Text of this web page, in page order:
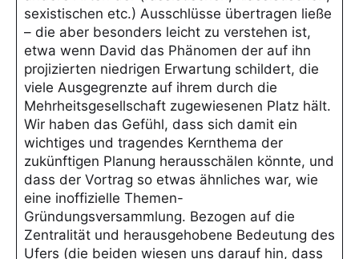
sexistischen etc.) Ausschlüsse übertragen ließe
– die aber besonders leicht zu verstehen ist,
etwa wenn David das Phänomen der auf ihn
projizierten niedrigen Erwartung schildert, die
viele Ausgegrenzte auf ihrem durch die
Mehrheitsgesellschaft zugewiesenen Platz hält.
Wir haben das Gefühl, dass sich damit ein
wichtiges und tragendes Kernthema der
zukünftigen Planung herausschälen könnte, und
dass der Vortrag so etwas ähnliches war, wie
eine inoffizielle Themen-
Gründungsversammlung. Bezogen auf die
Zentralität und herausgehobene Bedeutung des
Ufers (die beiden wiesen uns darauf hin, dass